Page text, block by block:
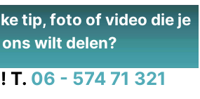
tip, foto of video die je
wilt delen?
T. 06 - 574 71 321